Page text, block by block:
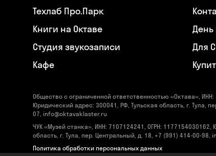
Техлаб Про.Парк
Книги на Октаве
Студия звукозаписи
Кафе
День
Для
Общество с ограниченной ответственностью «Октава»,
Юридический адрес: 300041, РФ, Тульская область, г. Тула,
07, info@oktavaklaster.ru
ЧУК «Музей станка», ИНН: 7107124241, ОГРН: 1177154030162,
область, г. Тула, пер. Центральный, д. 18, +7 (991) 414-00-98,
Политика обработки персональных данных